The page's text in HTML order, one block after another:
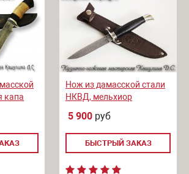
капа
Нож из дамасской стали
НКВД, мельхиор
5 900 руб
БЫСТРЫЙ ЗАКАЗ